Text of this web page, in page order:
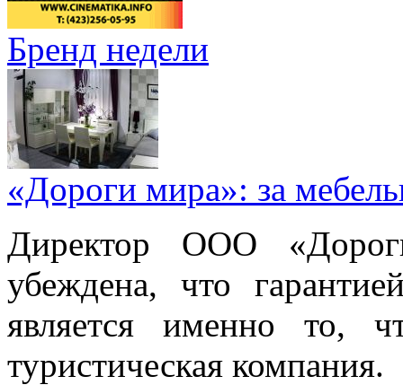
Бренд недели
«Дороги мира»: за
Директор ООО
убеждена, что
является именно то,
туристическая компания.